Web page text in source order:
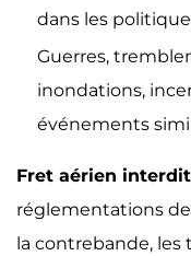
dans les
Guerres,
inondations,
événements
Fret aérien
réglementations
la contrebande, les